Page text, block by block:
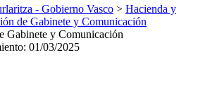
- Gobierno Vasco > Hacienda y
de Gabinete y Comunicación
Gabinete y Comunicación
: 01/03/2025